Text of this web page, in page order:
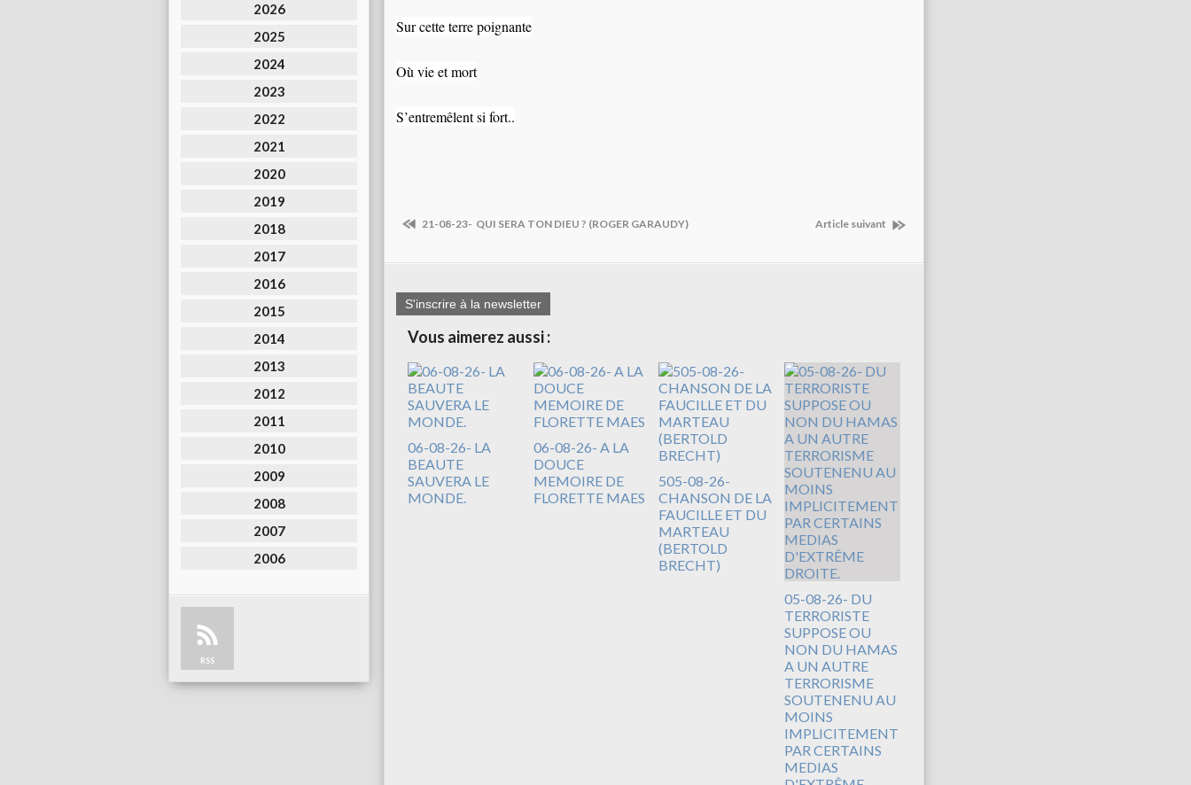
2026
2025
2024
2023
2022
2021
2020
2019
2018
2017
2016
2015
2014
2013
2012
2011
2010
2009
2008
2007
2006
RSS
Sur cette terre poignante
Où vie et mort
S’entremêlent si fort..
21-08-23- QUI SERA TON DIEU ? (ROGER GARAUDY) Article suivant
S'inscrire à la newsletter
Vous aimerez aussi :
06-08-26- LA
BEAUTE
SAUVERA LE
MONDE.
06-08-26- A LA
DOUCE
MEMOIRE DE
FLORETTE MAES
505-08-26-
CHANSON DE LA
FAUCILLE ET DU
MARTEAU
(BERTOLD
BRECHT)
05-08-26- DU
TERRORISTE
SUPPOSE OU
NON DU HAMAS
A UN AUTRE
TERRORISME
SOUTENENU AU
MOINS
IMPLICITEMENT
PAR CERTAINS
MEDIAS